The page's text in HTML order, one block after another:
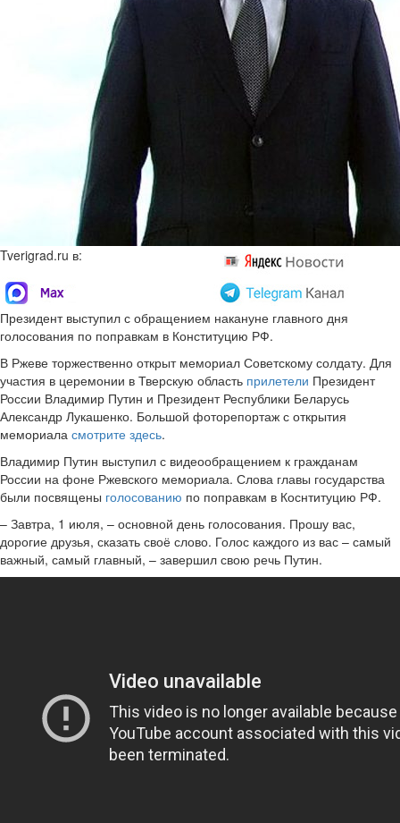
Tverigrad.ru в:
Президент выступил с обращением накануне главного дня
голосования по поправкам в Конституцию РФ.
В Ржеве торжественно открыт мемориал Советскому солдату. Для
участия в церемонии в Тверскую область прилетели Президент
России Владимир Путин и Президент Республики Беларусь
Александр Лукашенко. Большой фоторепортаж с открытия
мемориала смотрите здесь.
Владимир Путин выступил с видеообращением к гражданам
России на фоне Ржевского мемориала. Слова главы государства
были посвящены голосованию по поправкам в Коснтитуцию РФ.
– Завтра, 1 июля, – основной день голосования. Прошу вас,
дорогие друзья, сказать своё слово. Голос каждого из вас – самый
важный, самый главный, – завершил свою речь Путин.